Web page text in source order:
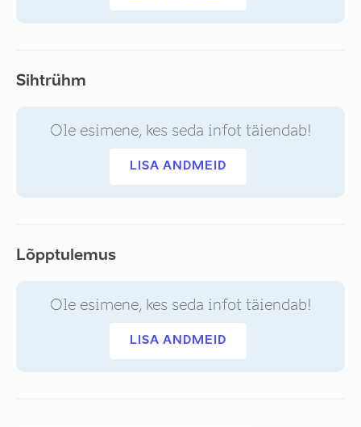
Sihtrühm
Ole esimene, kes seda infot täiendab!
LISA ANDMEID
Lõpptulemus
Ole esimene, kes seda infot täiendab!
LISA ANDMEID